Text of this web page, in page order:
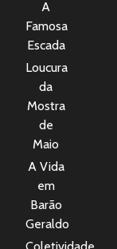
A
Famosa
Escada
Loucura
da
Mostra
de
Maio
A Vida
em
Barão
Geraldo